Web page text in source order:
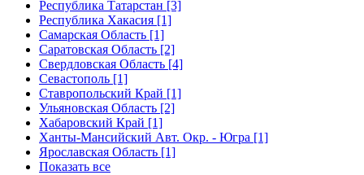
Республика Татарстан [3]
Республика Хакасия [1]
Самарская Область [1]
Саратовская Область [2]
Свердловская Область [4]
Севастополь [1]
Ставропольский Край [1]
Ульяновская Область [2]
Хабаровский Край [1]
Ханты-Мансийский Авт. Окр. - Югра [1]
Ярославская Область [1]
Показать все